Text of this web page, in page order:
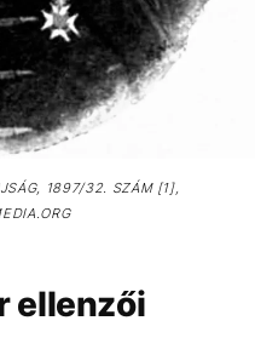
1897/32. SZÁM [1],
ellenzői